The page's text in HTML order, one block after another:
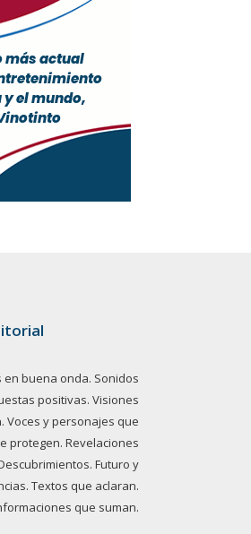
en buena onda. Sonidos
positivas. Visiones
Voces y personajes que
protegen. Revelaciones
Futuro y
Textos que aclaran.
que suman.